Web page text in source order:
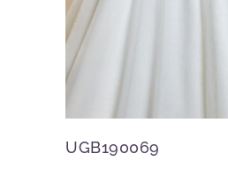
UGB190069